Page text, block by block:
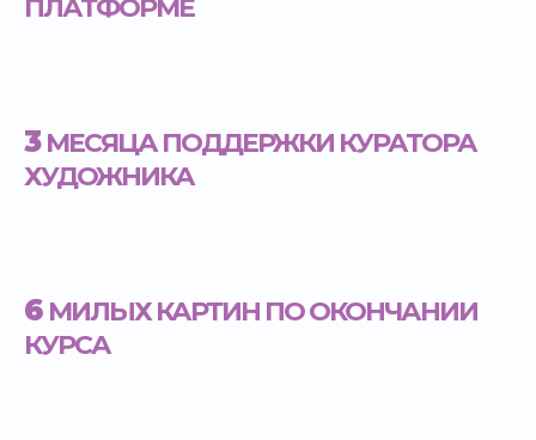
ПЛАТФОРМЕ
3МЕСЯЦА ПОДДЕРЖКИ КУРАТОРА
ХУДОЖНИКА
6 МИЛЫХ КАРТИН ПО ОКОНЧАНИИ
КУРСА